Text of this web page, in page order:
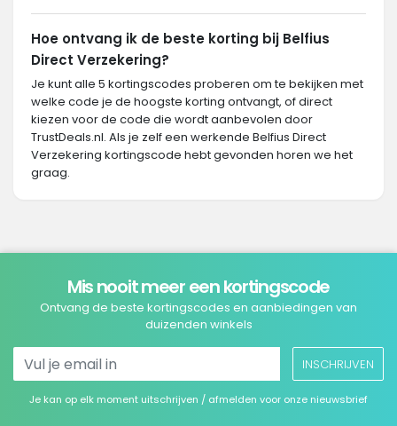
Hoe ontvang ik de beste korting bij Belfius
Direct Verzekering?
Je kunt alle 5 kortingscodes proberen om te bekijken met
welke code je de hoogste korting ontvangt, of direct
kiezen voor de code die wordt aanbevolen door
TrustDeals.nl. Als je zelf een werkende Belfius Direct
Verzekering kortingscode hebt gevonden horen we het
graag.
Mis nooit meer een kortingscode
Ontvang de beste kortingscodes en aanbiedingen van
duizenden winkels
INSCHRIJVEN
Je kan op elk moment uitschrijven / afmelden voor onze nieuwsbrief